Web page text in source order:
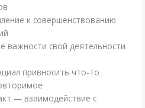
к совершенствованию
важности свой деятельности
привносить что-то
— взаимодействие с